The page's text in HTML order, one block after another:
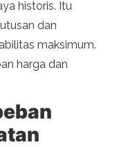
historis. Itu
dan
maksimum.
harga dan